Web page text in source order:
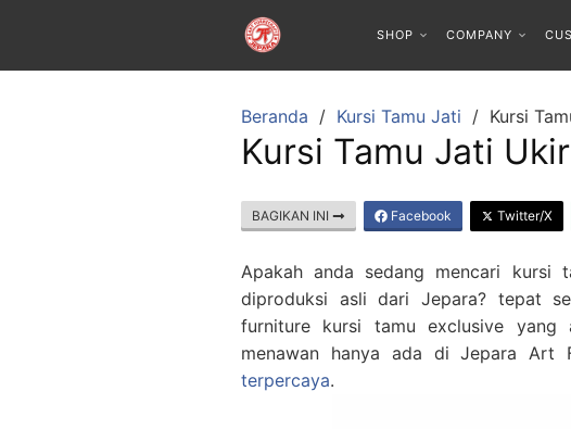
SHOP COMPANY
Beranda Kursi Tamu Jati Kursi
Kursi Tamu Jati
BAGIKAN INI Facebook Twitter/X
Apakah anda sedang mencari kursi
diproduksi asli dari Jepara? tepat
furniture kursi tamu exclusive yang
menawan hanya ada di Jepara Art
terpercaya.